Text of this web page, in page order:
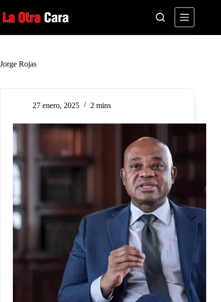
al
contenido
Jorge Rojas
27 enero, 2025 2 mins